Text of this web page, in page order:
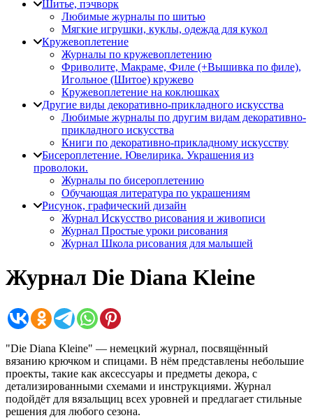
Шитье, пэчворк
Любимые журналы по шитью
Мягкие игрушки, куклы, одежда для кукол
Кружевоплетение
Журналы по кружевоплетению
Фриволите, Макраме, Филе (+Вышивка по филе),
Игольное (Шитое) кружево
Кружевоплетение на коклюшках
Другие виды декоративно-прикладного искусства
Любимые журналы по другим видам декоративно-
прикладного искусства
Книги по декоративно-прикладному искусству
Бисероплетение. Ювелирика. Украшения из
проволоки.
Журналы по бисероплетению
Обучающая литература по украшениям
Рисунок, графический дизайн
Журнал Искусство рисования и живописи
Журнал Простые уроки рисования
Журнал Школа рисования для малышей
Журнал Die Diana Kleine
"Die Diana Kleine" — немецкий журнал, посвящённый
вязанию крючком и спицами. В нём представлены небольшие
проекты, такие как аксессуары и предметы декора, с
детализированными схемами и инструкциями. Журнал
подойдёт для вязальщиц всех уровней и предлагает стильные
решения для любого сезона.